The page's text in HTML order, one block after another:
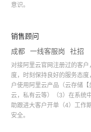
意识。
销售顾问
成都
一线客服岗 社招
对接阿里云官网注册过的客
度，时刻保持良好的服务态
户使用阿里云产品（云存储
云，私有云等）（3）在系统
助跟进大客户开单（4）工作
安全。